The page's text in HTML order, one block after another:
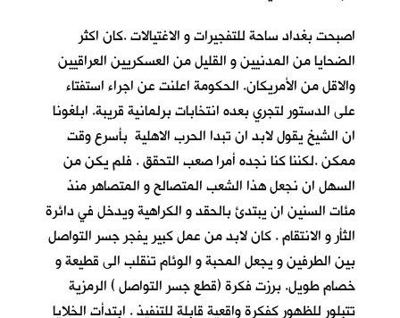
اصبحت بغداد ساحة للتفجيرات و الاغتيالات .كان اكثر
الضحايا من المدنيين و القليل من العسكريين العراقيين
والاقل من الأمريكان. الحكومة اعلنت عن اجراء استفتاء
على الدستور لتجري بعده انتخابات برلمانية قريبة. ابلغونا
ان الشيخ يقول لابد ان تبدا الحرب الاهلية بأسرع وقت
ممكن .لكننا كنا نجده أمرا صعب التحقق . فلم يكن من
السهل ان نجعل هذا الشعب المتصالح و المتصاهر منذ
مئات السنين ان يبتدئ بالحقد و الكراهية ويدخل في دائرة
الثأر و الانتقام . كان لابد من عمل كبير يفجر جسر التواصل
بين الطرفين و يجعل المحبة و الوئام تنقلب الى قطيعة و
خصام طويل. برزت فكرة (قطع جسر التواصل ) الرمزية
تتبلور للظهور كفكرة واقعية قابلة للتنفيذ . ابتدأت الخلايا